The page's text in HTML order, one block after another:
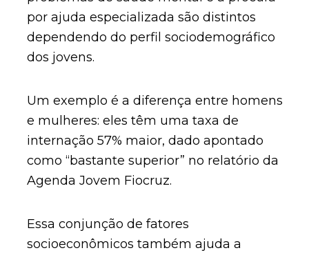
por ajuda especializada são distintos
dependendo do perfil sociodemográfico
dos jovens.
Um exemplo é a diferença entre homens
e mulheres: eles têm uma taxa de
internação 57% maior, dado apontado
como “bastante superior” no relatório da
Agenda Jovem Fiocruz.
Essa conjunção de fatores
socioeconômicos também ajuda a